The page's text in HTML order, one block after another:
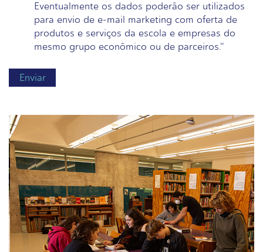
Eventualmente os dados poderão ser utilizados
para envio de e-mail marketing com oferta de
produtos e serviços da escola e empresas do
mesmo grupo econômico ou de parceiros."